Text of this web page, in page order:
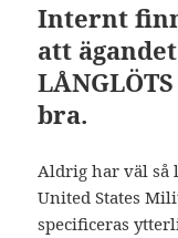
Internt
att
bra.
Aldrig har väl så
United States
specificeras